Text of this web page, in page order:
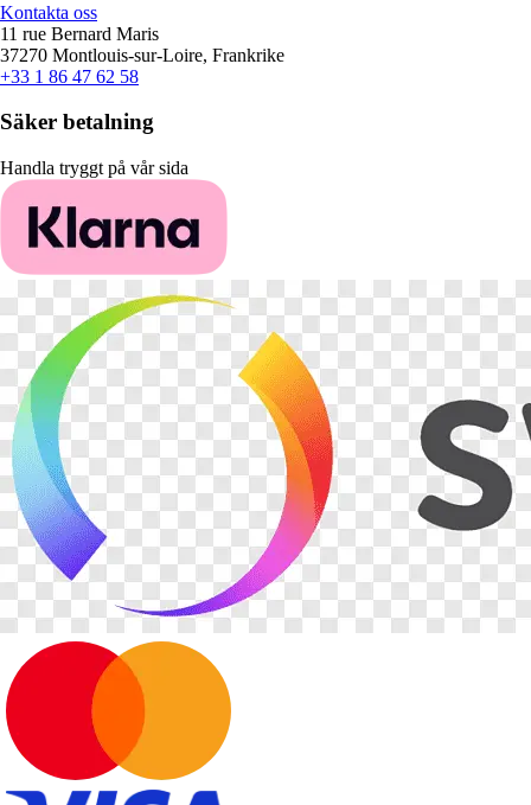
Kontakta oss
11 rue Bernard Maris
37270 Montlouis-sur-Loire, Frankrike
+33 1 86 47 62 58
Säker betalning
Handla tryggt på vår sida